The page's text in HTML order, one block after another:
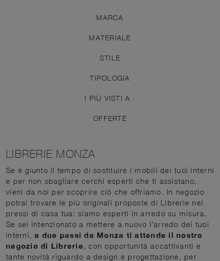
MARCA
MATERIALE
STILE
TIPOLOGIA
I PIÙ VISTI A :
OFFERTE
LIBRERIE MONZA
Se è giunto il tempo di sostituire i mobili dei tuoi interni
e per non sbagliare cerchi esperti che ti assistano,
vieni da noi per scoprire ciò che offriamo. In negozio
potrai trovare le più originali proposte di Librerie nei
pressi di casa tua: siamo esperti in arredo su misura.
Se sei intenzionato a mettere a nuovo l’arredo dei tuoi
interni,a due passi da Monza ti attende il nostro
negozio di Librerie, con opportunità accattivanti e
tante novità riguardo a design e progettazione, per